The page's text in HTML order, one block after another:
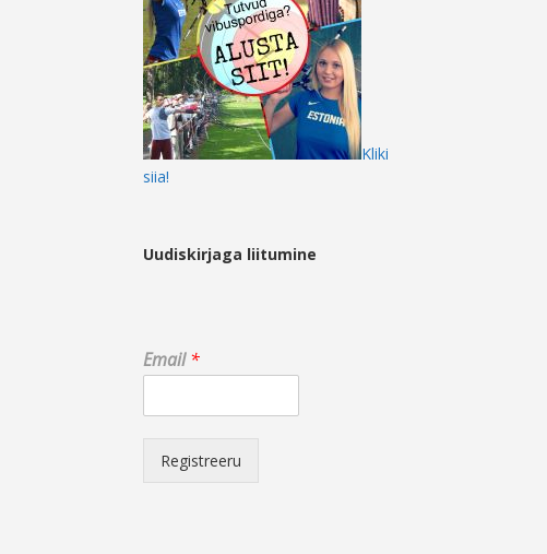
Kliki
siia!
Uudiskirjaga liitumine
E
m
i
Email*
Registreeru